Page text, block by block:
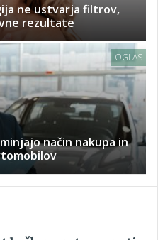
ne ustvarja filtrov,
rezultate
OGLAS
način nakupa in